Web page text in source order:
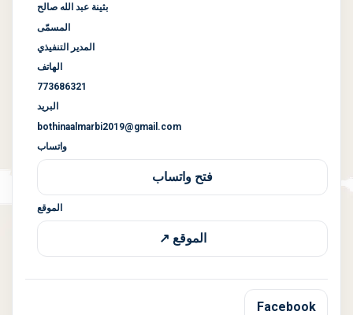
بثينة عبد الله صالح
المسمّى
المدير التنفيذي
الهاتف
773686321
البريد
bothinaalmarbi2019@gmail.com
واتساب
فتح واتساب
الموقع
الموقع ↗
Facebook